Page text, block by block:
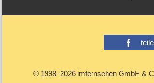
© 1998–2026 imfernsehen GmbH &